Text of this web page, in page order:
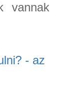
vannak
- az